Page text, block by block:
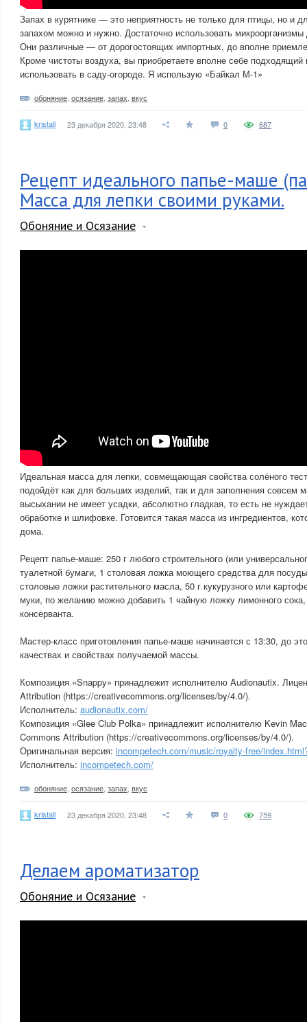
Запах в курятнике — это неприятность не только для птицы, но и
запахом можно и нужно. Достаточно использовать
Они различные — от дорогостоящих импортных, до вполне
Кроме чистоты воздуха, вы приобретаете вполне себе
использовать в саду-огороде. Я использую «Байкал М-1»
обоняние осязание запах вкус
kristall 23 декабря 2020, 23:48 0 687
Рецепт идеального папье-маше
Масса для лепки своими руками.
Обоняние и Осязание
Идеальная масса для лепки, совмещающая свойства солёного
подойдёт как для больших изделий, так и для заполнения совсем
высыхании не имеет усадки, абсолютно гладкая, то есть не
обработке и шлифовке. Готовится такая масса из ингредиентов,
дома.
Рецепт папье-маше: 250 г любого строительного (или
туалетной бумаги, 1 столовая ложка моющего средства для
столовые ложки растительного масла, 50 г кукурузного или
муки, по желанию можно добавить 1 чайную ложку лимонного
консерванта.
Мастер-класс приготовления папье-маше начинается с 13:30, до
качествах и свойствах получаемой массы.
Композиция «Snappy» принадлежит исполнителю Audionautix.
Attribution (https://creativecommons.org/licenses/by/4.0/).
Исполнитель: audionautix.com/
Композиция «Glee Club Polka» принадлежит исполнителю Kevin
Commons Attribution (https://creativecommons.org/licenses/by/4.0/).
Оригинальная версия: incompetech.com/music/royalty-free/
Исполнитель: incompetech.com/
обоняние осязание запах вкус
kristall 23 декабря 2020, 23:48 0 759
Делаем ароматизатор
Обоняние и Осязание